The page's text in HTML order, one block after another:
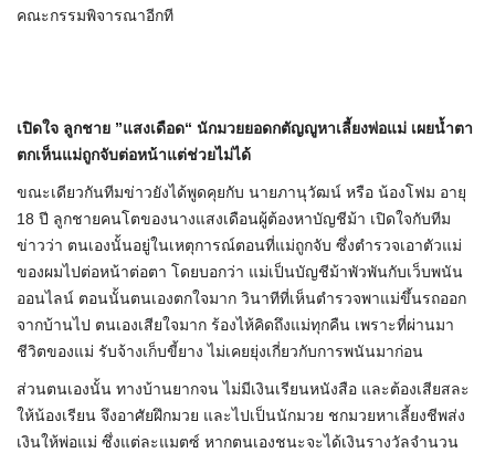
คณะกรรมพิจารณาอีกที
เปิดใจ ลูกชาย ”แสงเดือด“ นักมวยยอดกตัญญูหาเลี้ยงพ่อแม่ เผยน้ำตา
ตกเห็นแม่ถูกจับต่อหน้าแต่ช่วยไม่ได้
ขณะเดียวกันทีมข่าวยังได้พูดคุยกับ นายภานุวัฒน์ หรือ น้องโฟม อายุ
18 ปี ลูกชายคนโตของนางแสงเดือนผู้ต้องหาบัญชีม้า เปิดใจกับทีม
ข่าวว่า ตนเองนั้นอยู่ในเหตุการณ์ตอนที่แม่ถูกจับ ซึ่งตำรวจเอาตัวแม่
ของผมไปต่อหน้าต่อตา โดยบอกว่า แม่เป็นบัญชีม้าพัวพันกับเว็บพนัน
ออนไลน์ ตอนนั้นตนเองตกใจมาก วินาทีที่เห็นตำรวจพาแม่ขึ้นรถออก
จากบ้านไป ตนเองเสียใจมาก ร้องไห้คิดถึงแม่ทุกคืน เพราะที่ผ่านมา
ชีวิตของแม่ รับจ้างเก็บขี้ยาง ไม่เคยยุ่งเกี่ยวกับการพนันมาก่อน
ส่วนตนเองนั้น ทางบ้านยากจน ไม่มีเงินเรียนหนังสือ และต้องเสียสละ
ให้น้องเรียน จึงอาศัยฝึกมวย และไปเป็นนักมวย ชกมวยหาเลี้ยงชีพส่ง
เงินให้พ่อแม่ ซึ่งแต่ละแมตซ์ หากตนเองชนะจะได้เงินรางวัลจำนวน